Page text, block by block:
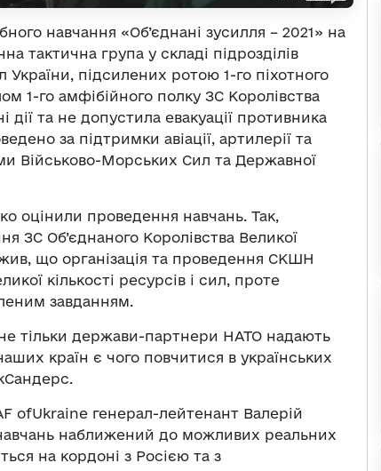
навчання «Об’єднані зусилля – 2021» на
тактична група у складі підрозділів
підсилених ротою 1-го піхотного
1-го амфібійного полку ЗС Королівства
дії та не допустила евакуації противника
за підтримки авіації, артилерії та
Військово-Морських Сил та Державної
оцінили проведення навчань. Так,
ЗС Об’єднаного Королівства Великої
що організація та проведення СКШН
кількості ресурсів і сил, проте
завданням.
тільки держави-партнери НАТО надають
країн є чого повчитися в українських
ofUkraine генерал-лейтенант Валерій
наближений до можливих реальних
на кордоні з Росією та з